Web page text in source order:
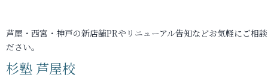
芦屋・西宮・神戸の新店舗PRやリニューアル告知などお気軽にご相
ださい。
杉塾 芦屋校